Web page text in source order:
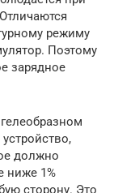
режиму
Поэтому
зарядное
должно
ниже 1%
сторону. Это